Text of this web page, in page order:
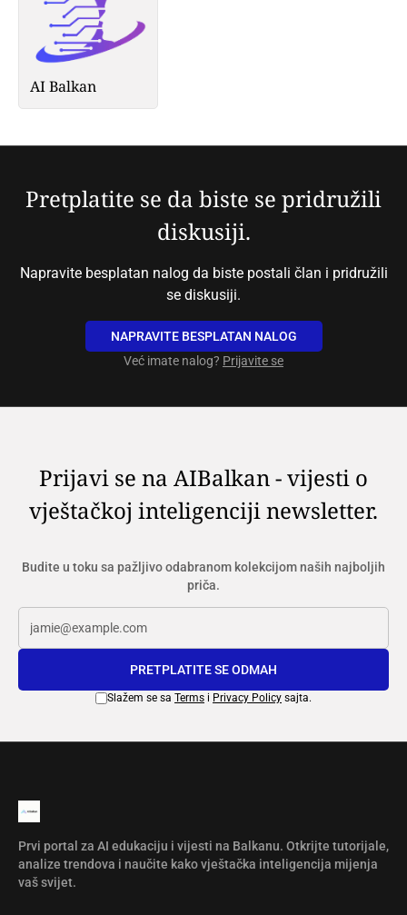
AI Balkan
Pretplatite se da biste se pridružili
diskusiji.
Napravite besplatan nalog da biste postali član i pridružili
se diskusiji.
NAPRAVITE BESPLATAN NALOG
Već imate nalog? Prijavite se
Prijavi se na AIBalkan - vijesti o
vještačkoj inteligenciji newsletter.
Budite u toku sa pažljivo odabranom kolekcijom naših najboljih
priča.
PRETPLATITE SE ODMAH
Slažem se sa Terms i Privacy Policy sajta.
Prvi portal za AI edukaciju i vijesti na Balkanu. Otkrijte tutorijale,
analize trendova i naučite kako vještačka inteligencija mijenja
vaš svijet.